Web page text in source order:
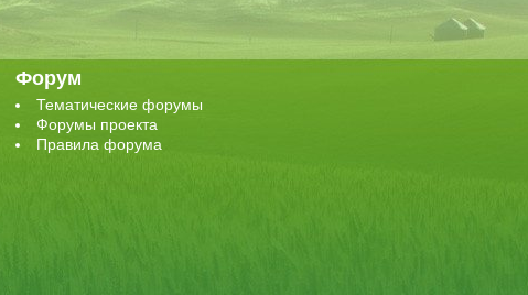
Форум
Тематические форумы
Форумы проекта
Правила форума